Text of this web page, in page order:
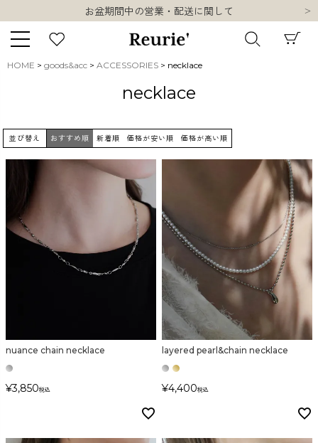
お盆期間中の営業・配送に関して
10,000円以上ご購入で送料無料
熊本県熊本地方を震源とする地震の影響について
類似ブランド・他社ショップ様との誤認知に関するお願い
再入荷 SALE
商品タイプ
HIT ITEM
HOME goods&acc ACCESSORIES necklace
necklace
並び替え おすすめ順 新着順 価格が安い順 価格が高い順
nuance chain necklace
¥3,850税込
layered pearl&chain necklace
¥4,400税込